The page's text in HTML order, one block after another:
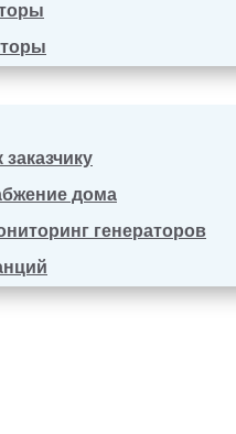
дома
генераторов